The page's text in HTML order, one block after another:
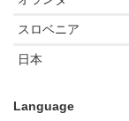
スロベニア
日本
Language